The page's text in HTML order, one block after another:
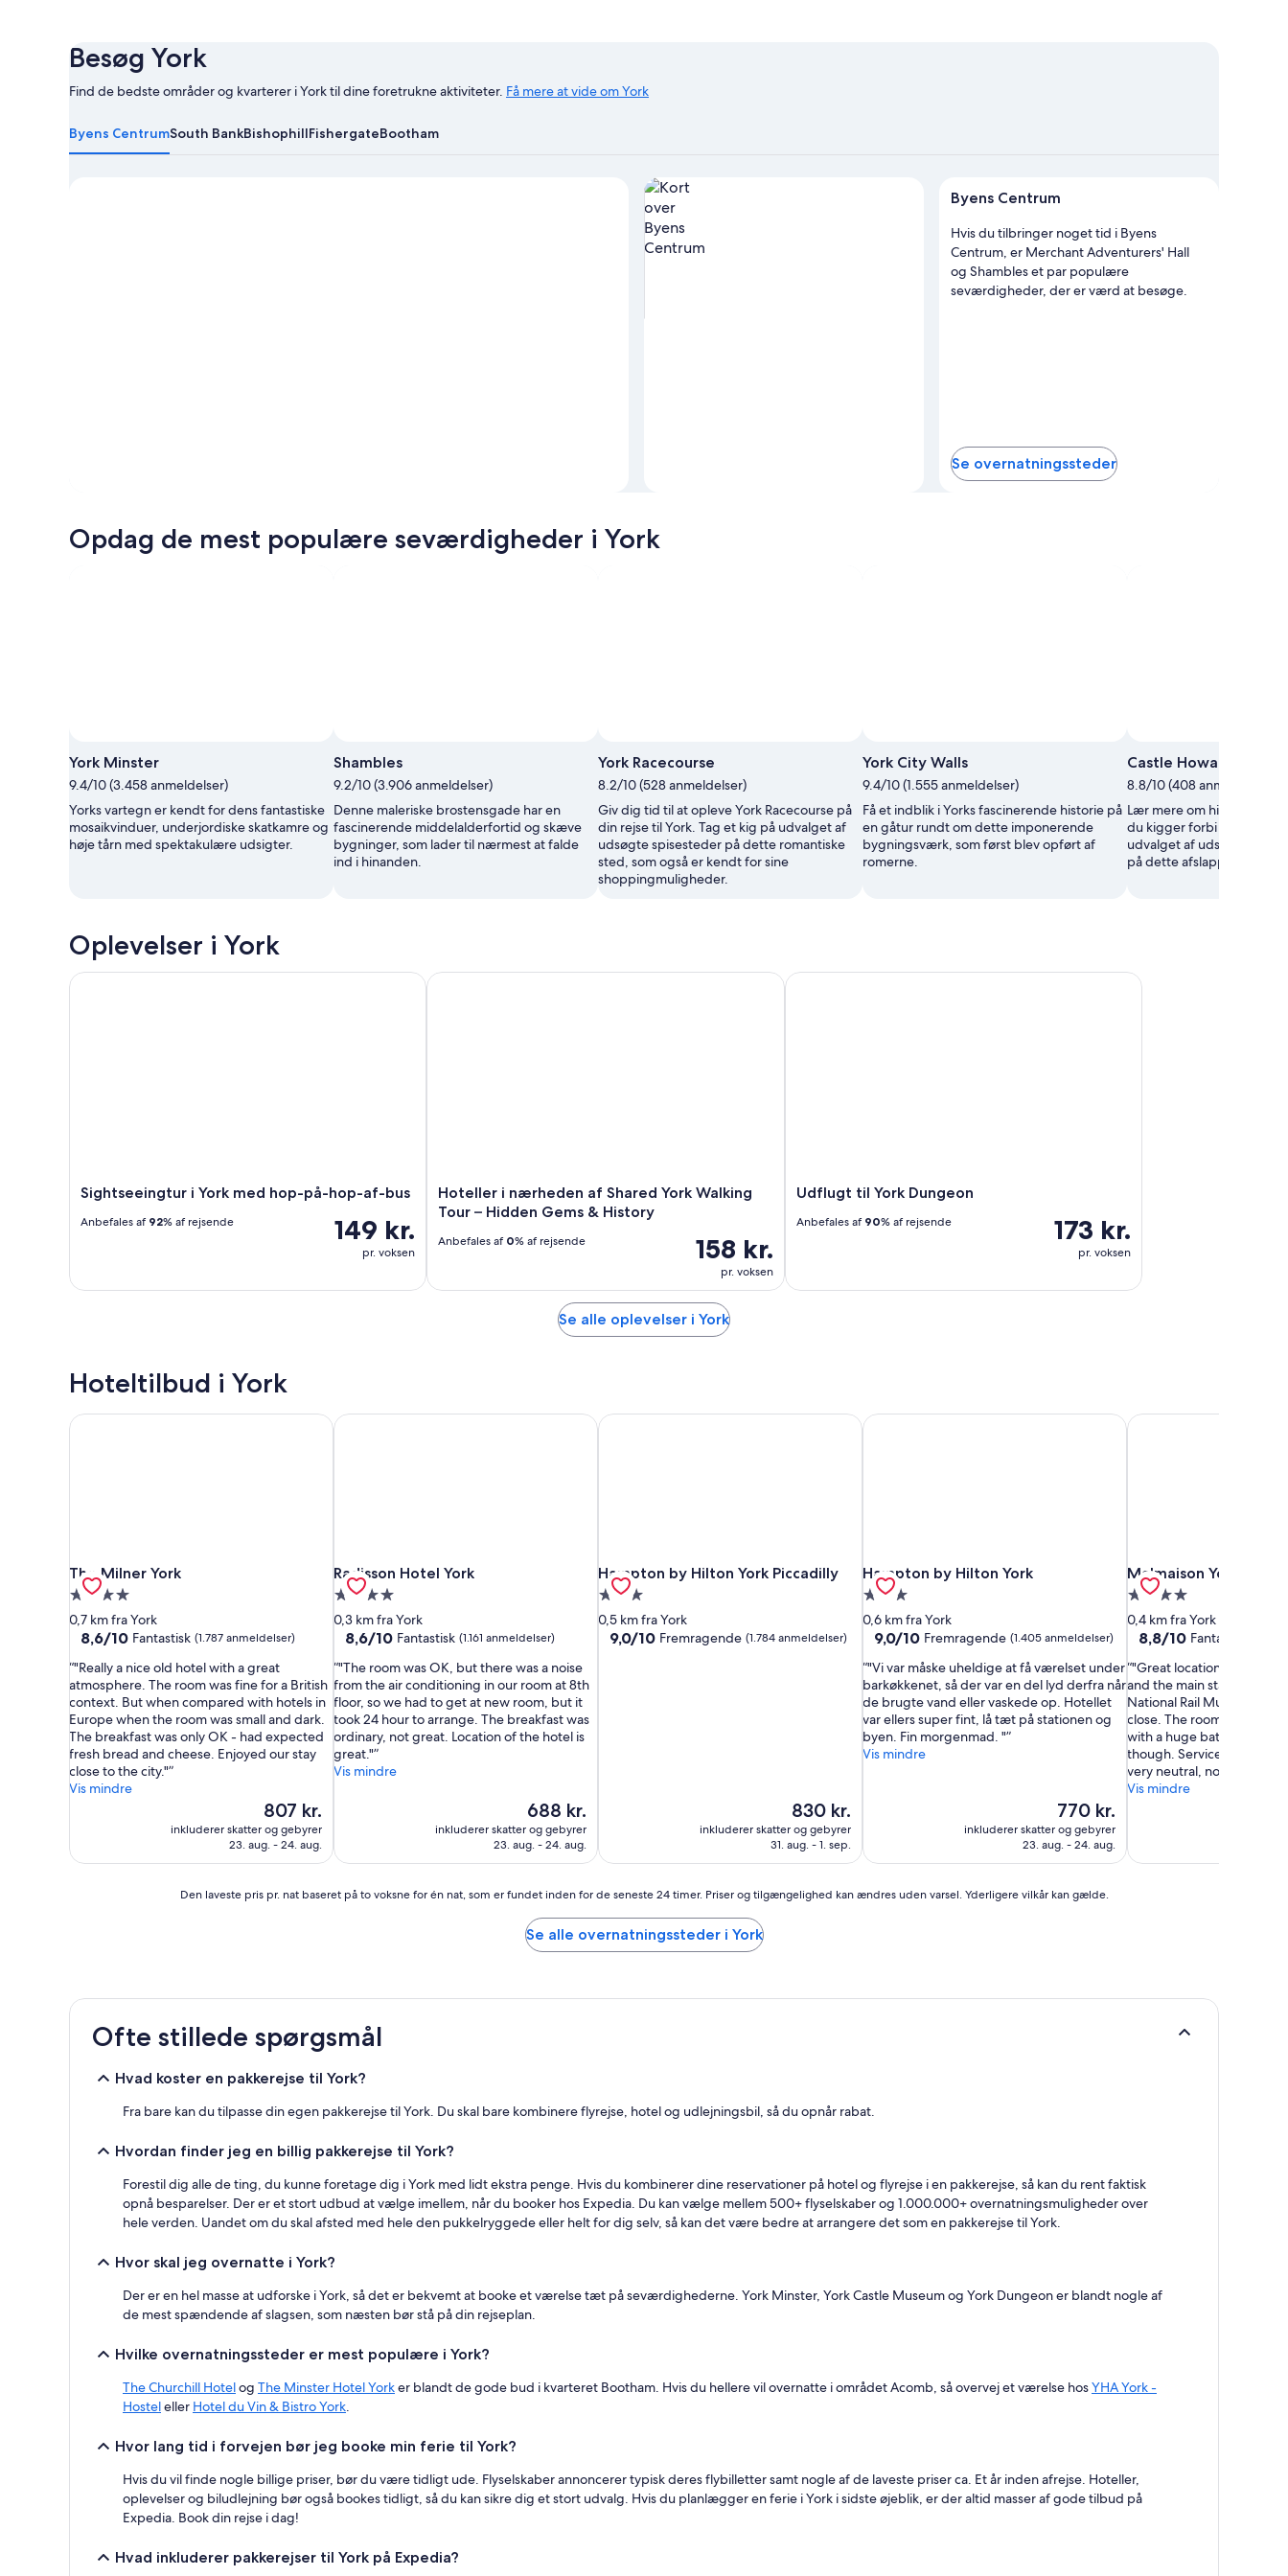
Besøg York
Find de bedste områder og kvarterer i York til dine foretrukne aktiviteter. Få mere at vide om York
mere
at
vide
Byens CentrumSouth BankBishophillFishergateBootham
Se overnatningssteder på kortet over Byens Centrum
Byens Centrum
Hvis du tilbringer noget tid i Byens
Centrum, er Merchant Adventurers' Hall
og Shambles et par populære
seværdigheder, der er værd at besøge.
Se overnatningssteder
Opdag de mest populære seværdigheder i York
York Minster
9.4/10 (3.458 anmeldelser)
Yorks vartegn er kendt for dens fantastiske
mosaikvinduer, underjordiske skatkamre og
høje tårn med spektakulære udsigter.
Shambles
9.2/10 (3.906 anmeldelser)
Denne maleriske brostensgade har en
fascinerende middelalderfortid og skæve
bygninger, som lader til nærmest at falde
ind i hinanden.
af
Julian
Matthews
York Racecourse
8.2/10 (528 anmeldelser)
Giv dig tid til at opleve York Racecourse på
din rejse til York. Tag et kig på udvalget af
udsøgte spisesteder på dette romantiske
sted, som også er kendt for sine
shoppingmuligheder.
York City Walls
9.4/10 (1.555 anmeldelser)
Få et indblik i Yorks fascinerende historie på
en gåtur rundt om dette imponerende
bygningsværk, som først blev opført af
romerne.
Castle Howard
8.8/10 (408 anmeldelser)
Lær mere om historien i
du kigger forbi Castle
udvalget af udsøgte
på dette afslappende
Oplevelser i York
Sightseeingtur i York med hop-på-hop-af-bus
149 kr.
pr. voksen
Anbefales af 92% af rejsende
Sightseeingtur i York med hop-på-hop-af-bus
Hoteller i nærheden af Shared York Walking
Tour – Hidden Gems & History
158 kr.
pr. voksen
Anbefales af 0% af rejsende
Hoteller i nærheden af Shared York Walking Tour – Hidden Gems & History
Udflugt til York Dungeon
173 kr.
pr. voksen
Anbefales af 90% af rejsende
Udflugt til York Dungeon
Se alle oplevelser i York
Hoteltilbud i York
The Milner York
The Milner York
4.0-
stjernet
overnatningssted
0,7 km fra York
8.6
af
10,
Fantastisk,
(1.787
anmeldelser)
8,6/10 Fantastisk (1.787 anmeldelser)
"Really a nice old hotel with a great
atmosphere. The room was fine for a British
context. But when compared with hotels in
Europe when the room was small and dark.
The breakfast was only OK - had expected
fresh bread and cheese. Enjoyed our stay
close to the city."
Vis mindre
Prisen
er
807 kr.
807 kr.
inkluderer skatter og gebyrer
23. aug. - 24. aug.
The Milner York
Radisson Hotel York
Radisson Hotel York
4.0-
stjernet
overnatningssted
0,3 km fra York
8.6
af
10,
Fantastisk,
(1.161
anmeldelser)
8,6/10 Fantastisk (1.161 anmeldelser)
"The room was OK, but there was a noise
from the air conditioning in our room at 8th
floor, so we had to get at new room, but it
took 24 hour to arrange. The breakfast was
ordinary, not great. Location of the hotel is
great."
Vis mindre
Prisen
er
688 kr.
688 kr.
inkluderer skatter og gebyrer
23. aug. - 24. aug.
Radisson Hotel York
Hampton by Hilton York Piccadilly
Hampton by Hilton York Piccadilly
3.0-
stjernet
overnatningssted
0,5 km fra York
9.0
9,0/10 Fremragende (1.784 anmeldelser)
Prisen
er
830 kr.
830 kr.
inkluderer skatter og gebyrer
31. aug. - 1. sep.
Hampton by Hilton York Piccadilly
Hampton by Hilton York
Hampton by Hilton York
3.0-
stjernet
overnatningssted
0,6 km fra York
9.0
af
10,
Fremragende,
(1.405
anmeldelser)
9,0/10 Fremragende (1.405 anmeldelser)
"Vi var måske uheldige at få værelset under
barkøkkenet, så der var en del lyd derfra når
de brugte vand eller vaskede op. Hotellet
var ellers super fint, lå tæt på stationen og
byen. Fin morgenmad. "
Vis mindre
Prisen
er
770 kr.
770 kr.
inkluderer skatter og gebyrer
23. aug. - 24. aug.
Hampton by Hilton York
Malmaison York
Malmaison York
4.0-
stjernet
overnatningssted
0,4 km fra York
8.8
af
10,
Fantastisk,
(1.304
anmeldelser)
8,8/10 Fantastisk
"Great location close to
and the main station. We
National Rail Museum
close. The room was
with a huge bathroom.
though. Service from the
very neutral, not amazing
Vis mindre
Malmaison York
på
to
voksne
inden
Priser
tilgængelighed
varsel.
Den laveste pris pr. nat baseret på to voksne for én nat, som er fundet inden for de seneste 24 timer. Priser og tilgængelighed kan ændres uden varsel. Yderligere vilkår kan gælde.
Se alle overnatningssteder i York
Ofte stillede spørgsmål
Hvad koster en pakkerejse til York?
Fra bare kan du tilpasse din egen pakkerejse til York. Du skal bare kombinere flyrejse, hotel og udlejningsbil, så du opnår rabat.
Hvordan finder jeg en billig pakkerejse til York?
Forestil dig alle de ting, du kunne foretage dig i York med lidt ekstra penge. Hvis du kombinerer dine reservationer på hotel og flyrejse i en pakkerejse, så kan du rent faktisk
opnå besparelser. Der er et stort udbud at vælge imellem, når du booker hos Expedia. Du kan vælge mellem 500+ flyselskaber og 1.000.000+ overnatningsmuligheder over
hele verden. Uandet om du skal afsted med hele den pukkelryggede eller helt for dig selv, så kan det være bedre at arrangere det som en pakkerejse til York.
Hvor skal jeg overnatte i York?
Der er en hel masse at udforske i York, så det er bekvemt at booke et værelse tæt på seværdighederne. York Minster, York Castle Museum og York Dungeon er blandt nogle af
de mest spændende af slagsen, som næsten bør stå på din rejseplan.
Hvilke overnatningssteder er mest populære i York?
The Churchill Hotelog The Minster Hotel Yorker blandt de gode bud i kvarteret Bootham. Hvis du hellere vil overnatte i området Acomb, så overvej et værelse hosYHA York -
Hosteleller Hotel du Vin & Bistro York.
Hvor lang tid i forvejen bør jeg booke min ferie til York?
Hvis du vil finde nogle billige priser, bør du være tidligt ude. Flyselskaber annoncerer typisk deres flybilletter samt nogle af de laveste priser ca. Et år inden afrejse. Hoteller,
oplevelser og biludlejning bør også bookes tidligt, så du kan sikre dig et stort udvalg. Hvis du planlægger en ferie i York i sidste øjeblik, er der altid masser af gode tilbud på
Expedia. Book din rejse i dag!
Hvad inkluderer pakkerejser til York på Expedia?